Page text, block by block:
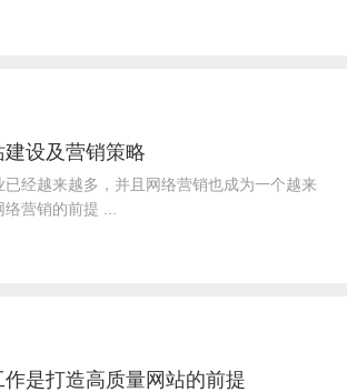
设及营销策略
经越来越多，并且网络营销也成为一个越来
营销的前提 ...
是打造高质量网站的前提